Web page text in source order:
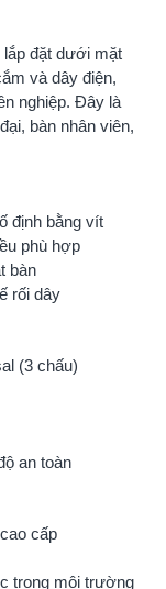
lắp đặt dưới mặt
và dây điện,
nghiệp. Đây là
bàn nhân viên,
định bằng vít
phù hợp
bàn
rối dây
(3 chấu)
an toàn
cấp
trong môi trường